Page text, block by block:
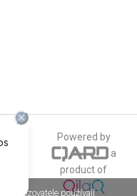
Powered by
a
product of
Provozovatele používají